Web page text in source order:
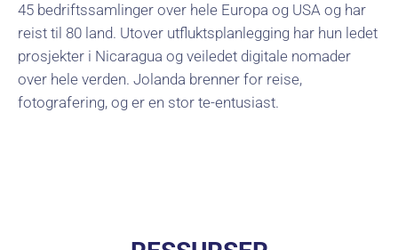
45 bedriftssamlinger over hele Europa og USA og har
reist til 80 land. Utover utfluktsplanlegging har hun ledet
prosjekter i Nicaragua og veiledet digitale nomader
over hele verden. Jolanda brenner for reise,
fotografering, og er en stor te-entusiast.